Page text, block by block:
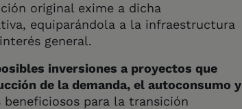
original exime a dicha
equiparándola a la infraestructura
general.
inversiones a proyectos que
de la demanda, el autoconsumo y
beneficiosos para la transición